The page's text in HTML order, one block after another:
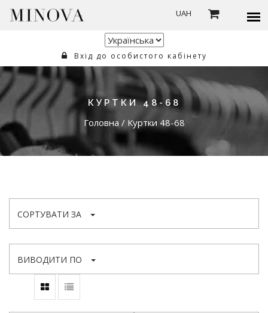
UAH
Вхід до особистого кабінету
КУРТКИ 48-68
Головна / Куртки 48-68
СОРТУВАТИ ЗА
ВИВОДИТИ ПО